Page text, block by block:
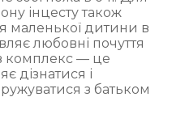
інцесту також
маленької дитини в
любовні почуття
комплекс — це
дізнатися і
з батьком